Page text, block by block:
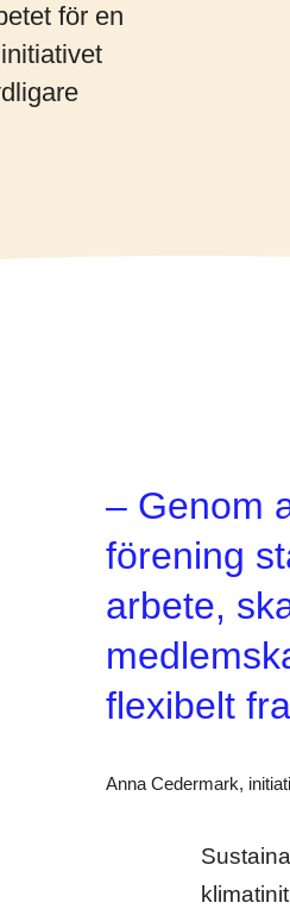
för en
– Genom
förening
arbete,
flexibelt
Anna Cedermark,